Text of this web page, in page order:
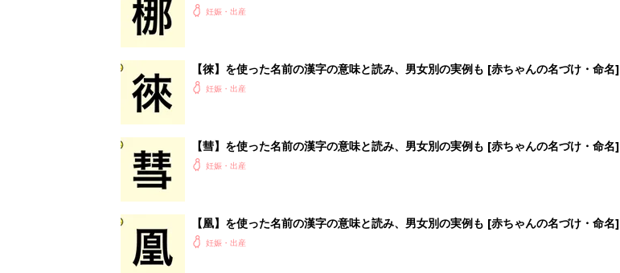
妊娠・出産
【徠】を使った名前の漢字の意味と読み、男女別の実例も [赤ちゃんの名づけ・命名]
妊娠・出産
【彗】を使った名前の漢字の意味と読み、男女別の実例も [赤ちゃんの名づけ・命名]
妊娠・出産
【凰】を使った名前の漢字の意味と読み、男女別の実例も [赤ちゃんの名づけ・命名]
妊娠・出産